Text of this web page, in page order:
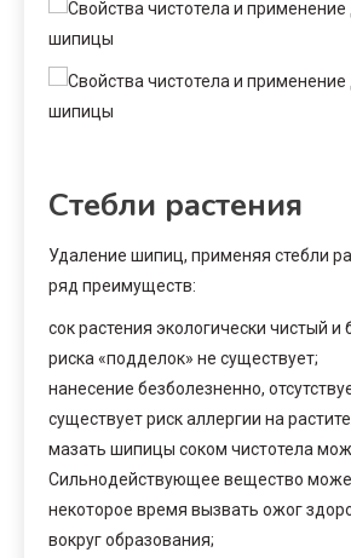
Стебли растения
Удаление шипиц, применяя стебли
ряд преимуществ:
сок растения экологически чистый и
риска «подделок» не существует;
нанесение безболезненно,
существует риск аллергии на
мазать шипицы соком чистотела
Сильнодействующее вещество
некоторое время вызвать ожог
вокруг образования;